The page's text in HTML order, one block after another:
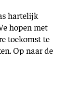
hartelijk
hopen met
toekomst te
Op naar de